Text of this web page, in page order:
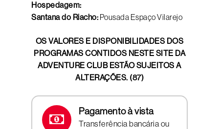
Hospedagem:
Santana do Riacho: Pousada Espaço Vilarejo
OS VALORES E DISPONIBILIDADES DOS
PROGRAMAS CONTIDOS NESTE SITE DA
ADVENTURE CLUB ESTÃO SUJEITOS A
ALTERAÇÕES. (87)
Pagamento à vista
Transferência bancária ou